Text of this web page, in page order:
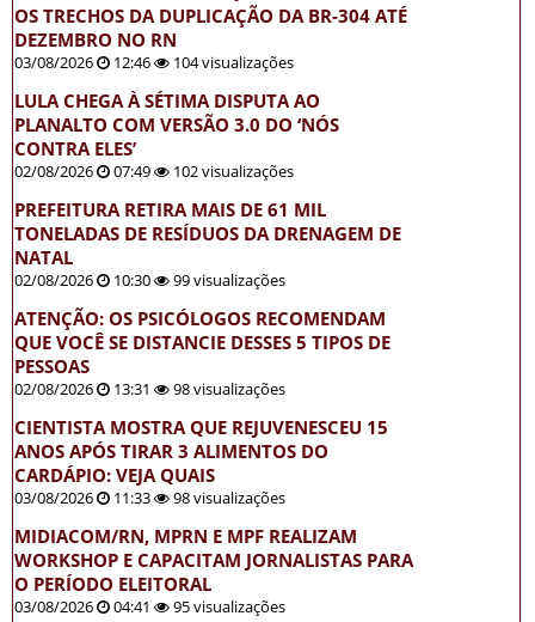
OS TRECHOS DA DUPLICAÇÃO DA BR-304 ATÉ
DEZEMBRO NO RN
03/08/2026 12:46 104 visualizações
LULA CHEGA À SÉTIMA DISPUTA AO
PLANALTO COM VERSÃO 3.0 DO ‘NÓS
CONTRA ELES’
02/08/2026 07:49 102 visualizações
PREFEITURA RETIRA MAIS DE 61 MIL
TONELADAS DE RESÍDUOS DA DRENAGEM DE
NATAL
02/08/2026 10:30 99 visualizações
ATENÇÃO: OS PSICÓLOGOS RECOMENDAM
QUE VOCÊ SE DISTANCIE DESSES 5 TIPOS DE
PESSOAS
02/08/2026 13:31 98 visualizações
CIENTISTA MOSTRA QUE REJUVENESCEU 15
ANOS APÓS TIRAR 3 ALIMENTOS DO
CARDÁPIO: VEJA QUAIS
03/08/2026 11:33 98 visualizações
MIDIACOM/RN, MPRN E MPF REALIZAM
WORKSHOP E CAPACITAM JORNALISTAS PARA
O PERÍODO ELEITORAL
03/08/2026 04:41 95 visualizações